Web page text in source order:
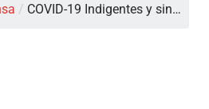
/ COVID-19 Indigentes y sin…